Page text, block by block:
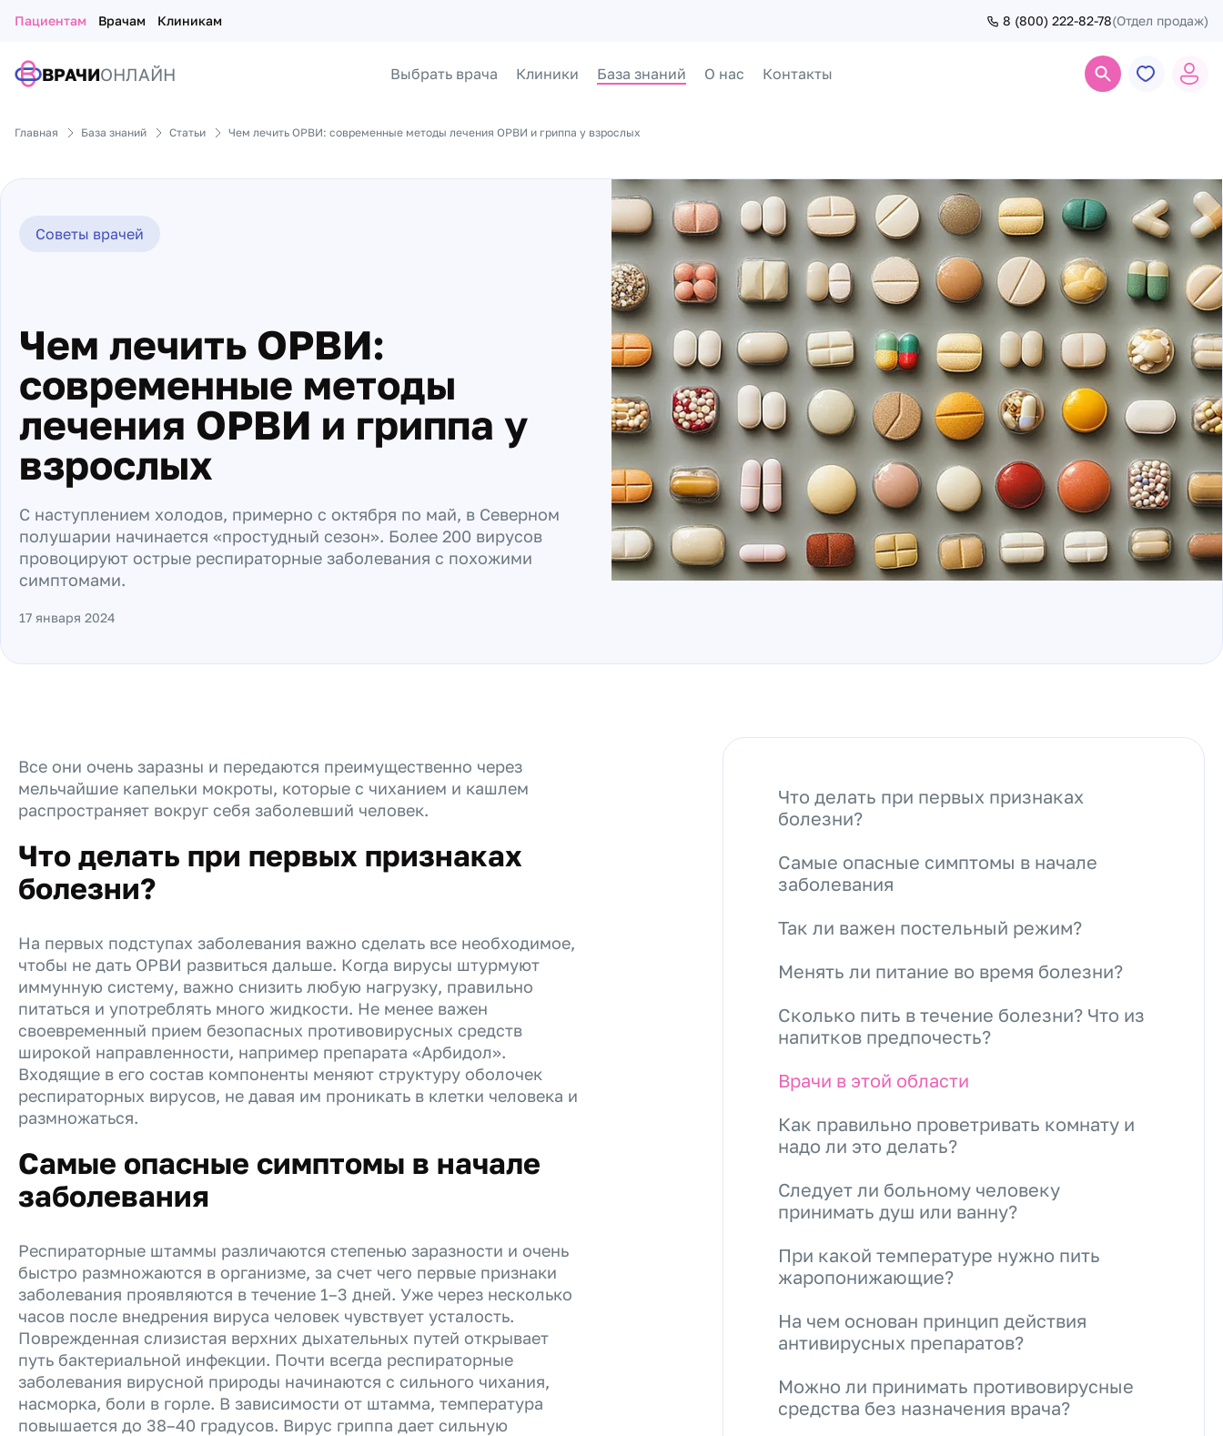
Пациентам Врачам Клиникам 8 (800) 222-82-78(Отдел продаж)
ВРАЧИОНЛАЙН Выбрать врача Клиники База знаний О нас Контакты
Главная База знаний Статьи Чем лечить ОРВИ: современные методы лечения ОРВИ и гриппа у взрослых
Советы врачей
Чем лечить ОРВИ:
современные методы
лечения ОРВИ и гриппа у
взрослых
С наступлением холодов, примерно с октября по май, в Северном
полушарии начинается «простудный сезон». Более 200 вирусов
провоцируют острые респираторные заболевания с похожими
симптомами.
17 января 2024
Все они очень заразны и передаются преимущественно через
мельчайшие капельки мокроты, которые с чиханием и кашлем
распространяет вокруг себя заболевший человек.
Что делать при первых признаках
болезни?
На первых подступах заболевания важно сделать все необходимое,
чтобы не дать ОРВИ развиться дальше. Когда вирусы штурмуют
иммунную систему, важно снизить любую нагрузку, правильно
питаться и употреблять много жидкости. Не менее важен
своевременный прием безопасных противовирусных средств
широкой направленности, например препарата «Арбидол».
Входящие в его состав компоненты меняют структуру оболочек
респираторных вирусов, не давая им проникать в клетки человека и
размножаться.
Самые опасные симптомы в начале
заболевания
Респираторные штаммы различаются степенью заразности и очень
быстро размножаются в организме, за счет чего первые признаки
заболевания проявляются в течение 1–3 дней. Уже через несколько
часов после внедрения вируса человек чувствует усталость.
Поврежденная слизистая верхних дыхательных путей открывает
путь бактериальной инфекции. Почти всегда респираторные
заболевания вирусной природы начинаются с сильного чихания,
насморка, боли в горле. В зависимости от штамма, температура
повышается до 38–40 градусов. Вирус гриппа дает сильную
Что делать при первых признаках
болезни?
Самые опасные симптомы в начале
заболевания
Так ли важен постельный режим?
Менять ли питание во время болезни?
Сколько пить в течение болезни? Что из
напитков предпочесть?
Врачи в этой области
Как правильно проветривать комнату и
надо ли это делать?
Следует ли больному человеку
принимать душ или ванну?
При какой температуре нужно пить
жаропонижающие?
На чем основан принцип действия
антивирусных препаратов?
Можно ли принимать противовирусные
средства без назначения врача?